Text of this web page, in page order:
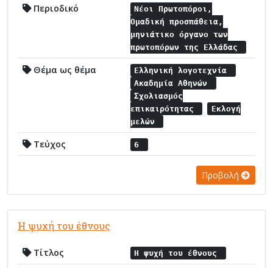
Περιοδικό
Νέοι Πρωτοπόροι,
Ομαδική προσπάθεια,
μηνιάτικο όργανο των
πρωτοπόρων της Ελλάδας
Θέμα ως θέμα
Ελληνική λογοτεχνία
Ακαδημία Αθηνών
Σχολιασμός
επικαιρότητας
Εκλογή
μελών
Τεύχος 6
Προβολή
Η ψυχή του έθνους
Τίτλος Η ψυχή του έθνους